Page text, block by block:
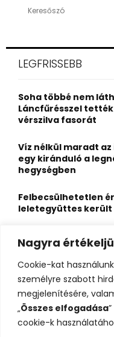
Nagyra
Cookie-kat
személyre szabott
megjelenítésére,
„Összes elfogadása
cookie-k
h
o
r
:
LEGFRISSEBB
Soha többé nem
Láncfűrésszel
vérszilva fasorát
Víz nélkül maradt
egy kiránduló a
hegységben
Felbecsülhetetlen
leletegyüttes került
Eltűnt egy 21 éves
látták utoljára
Visszarepít az
a völgyben